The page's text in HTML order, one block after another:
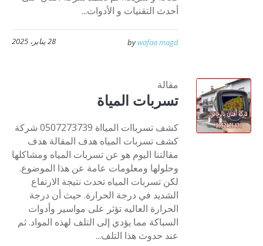
أحدث التقنيات و الأدوات...
28 يناير، 2025 bywafaa magd
مقالة
تسربات المياة
كشف تسرباات الميااة 0507273739 شركة
كشف تسربات المياه هدف المقالة هدف
مقالتنا اليوم هو عن تسربات المياه ومشاكلها
وحلولها ومعلومات عامة عن هذا الموضوع.
لكن تسربات المياه تحدث نتيجة الارتفاع
الشديد في درجة الحرارة. حيث أن درجة
الحرارة العاليه تؤثر على مواسير وأدوات
السباكة مما يؤدي إلى التلف لهذه المواد. ثم
عند حدوث هذا التلف...